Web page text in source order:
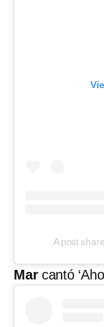
A post
Mar cantó